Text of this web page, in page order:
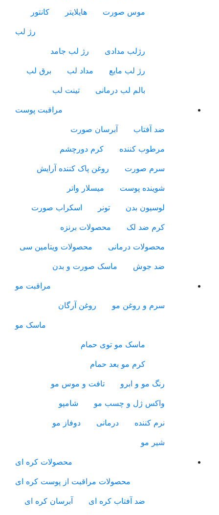
موس صورت
هایلایتر
کانتور
رژ لب
رژلب مدادی
رژ لب جامد
رژ لب مایع
مداد لب
برق لب
بالم لب درمانی
تینت لب
مراقبت پوست
ضد آفتاب
آبرسان صورت
مرطوب کننده
کرم دورچشم
سرم صورت
روغن پاک کننده آرایش
شوینده پوست
میسلار واتر
لوسیون بدن
تونر
اسکراب صورت
کرم ضد لک
محصولات برنزه
محصولات درمانی
محصولات ویتامین سی
ضد جوش
ماسک صورت و بدن
مراقبت مو
سرم و روغن مو
روغن آرگان
ماسک مو
ماسک مو توی حمام
کرم مو بعد حمام
رنگ مو و ابرو
تافت و موس مو
واکس ژل و چسب مو
شامپو
نرم کننده
درمانی
دوفاز مو
شیر مو
محصولات کره ای
محصولات مراقبت از پوست کره ای
ضد آفتاب کره ای
آبرسان کره ای